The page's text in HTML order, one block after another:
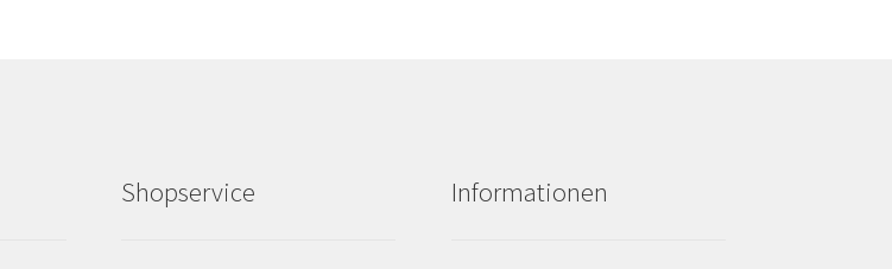
Shopservice Informationen